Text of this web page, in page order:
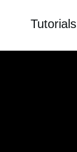
Tutorials